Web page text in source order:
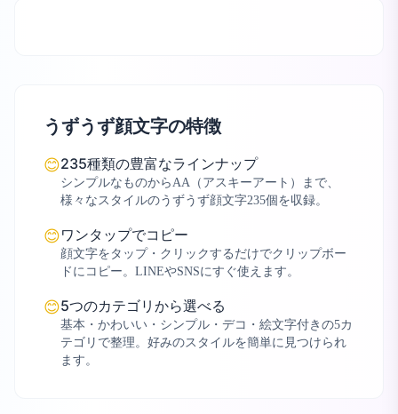
うずうず顔文字の特徴
😊235種類の豊富なラインナップ
シンプルなものからAA（アスキーアート）まで、
様々なスタイルのうずうず顔文字235個を収録。
😊ワンタップでコピー
顔文字をタップ・クリックするだけでクリップボー
ドにコピー。LINEやSNSにすぐ使えます。
😊5つのカテゴリから選べる
基本・かわいい・シンプル・デコ・絵文字付きの5カ
テゴリで整理。好みのスタイルを簡単に見つけられ
ます。